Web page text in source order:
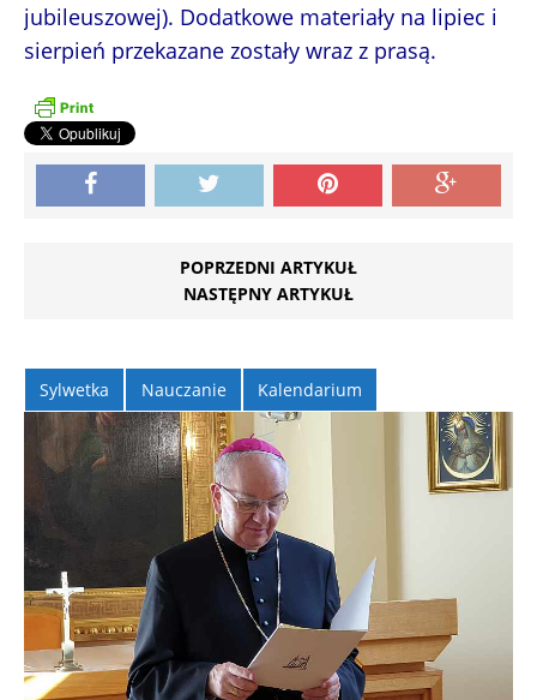
jubileuszowej). Dodatkowe materiały na lipiec i
sierpień przekazane zostały wraz z prasą.
POPRZEDNI ARTYKUŁ
NASTĘPNY ARTYKUŁ
Sylwetka Nauczanie Kalendarium